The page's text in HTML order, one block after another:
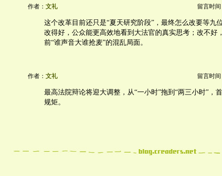
作者： 文礼 留言时间
这个改革目前还只是“夏天研究阶段”，最终怎么改要等九
改得好，公众能更高效地看到大法官的真实思考；改不好
前“谁声音大谁抢麦”的混乱局面。
作者： 文礼 留言时间
最高法院辩论将迎大调整，从“一小时”拖到“两三小时”，
规矩。